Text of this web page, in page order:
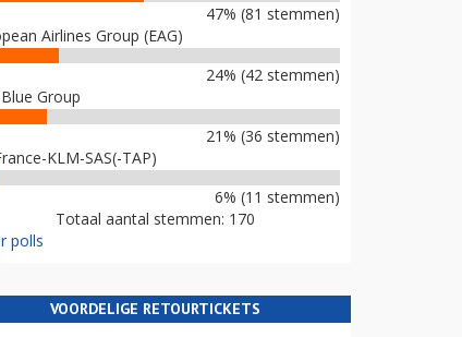
47% (81 stemmen)
Airlines Group (EAG)
24% (42 stemmen)
Group
21% (36 stemmen)
KLM-SAS(-TAP)
6% (11 stemmen)
Totaal aantal stemmen: 170
polls
VOORDELIGE RETOURTICKETS